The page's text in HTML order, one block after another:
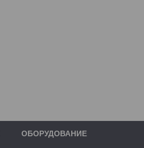
ОБОРУДОВАНИЕ